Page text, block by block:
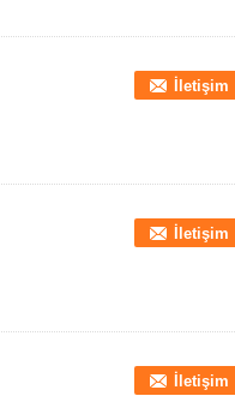
İletişim
İletişim
İletişim